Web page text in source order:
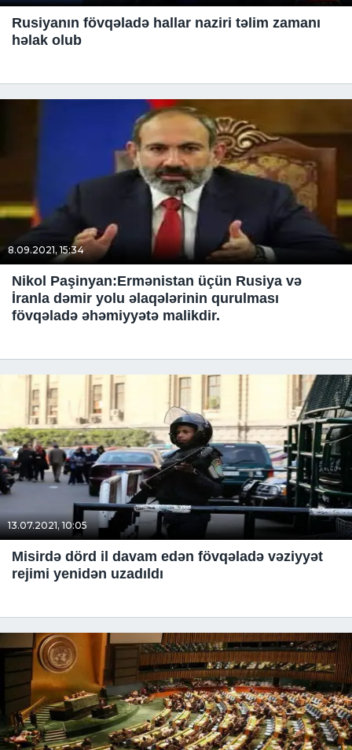
Rusiyanın fövqəladə hallar naziri təlim zamanı
həlak olub
8.09.2021, 15:34
Nikol Paşinyan:Ermənistan üçün Rusiya və
İranla dəmir yolu əlaqələrinin qurulması
fövqəladə əhəmiyyətə malikdir.
13.07.2021, 10:05
Misirdə dörd il davam edən fövqəladə vəziyyət
rejimi yenidən uzadıldı